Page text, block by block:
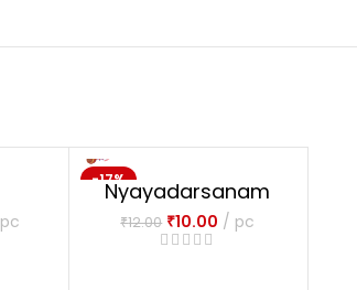
pc
-17%
NEW
Nyayadarsanam
₹12.00 ₹10.00 pc